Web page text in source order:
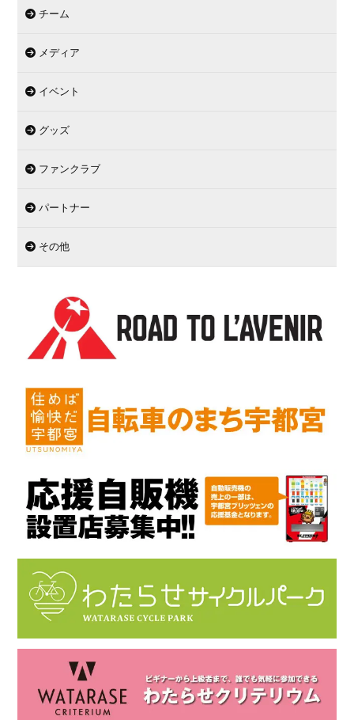
チーム
メディア
イベント
グッズ
ファンクラブ
パートナー
その他